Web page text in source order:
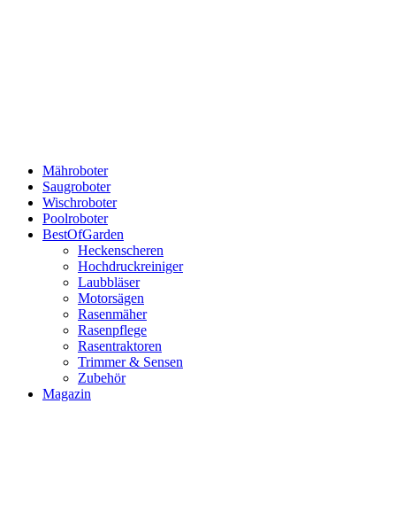
Mähroboter
Saugroboter
Wischroboter
Poolroboter
BestOfGarden
Heckenscheren
Hochdruckreiniger
Laubbläser
Motorsägen
Rasenmäher
Rasenpflege
Rasentraktoren
Trimmer & Sensen
Zubehör
Magazin